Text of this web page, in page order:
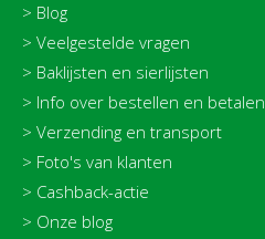
> Blog
> Veelgestelde vragen
> Baklijsten en sierlijsten
> Info over bestellen en betalen
> Verzending en transport
> Foto's van klanten
> Cashback-actie
> Onze blog